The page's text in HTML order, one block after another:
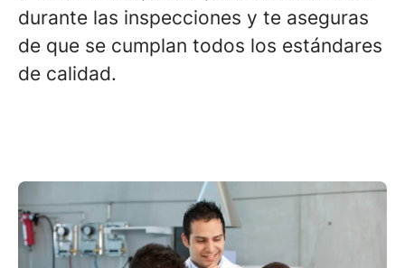
durante las inspecciones y te aseguras
de que se cumplan todos los estándares
de calidad.